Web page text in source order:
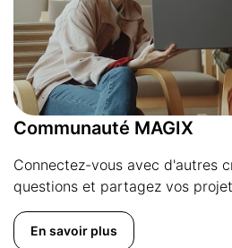
Communauté MAGIX
Connectez-vous avec d'autres
questions et partagez vos
En savoir plus